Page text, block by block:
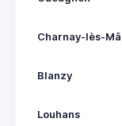
Charnay-lès-
Blanzy
Louhans